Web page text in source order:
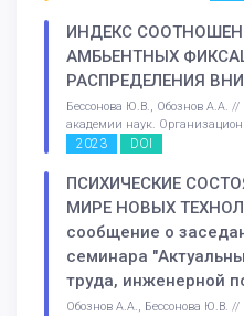
ИНДЕКС
АМБЬЕНТНЫХ
РАСПРЕДЕЛЕНИЯ
Бессонова Ю.В., Обознов А.А. //
академии наук.
2023 DOI
ПСИХИЧЕСКИЕ
МИРЕ НОВЫХ
сообщение о
семинара
труда, инженерной
Обознов А.А., Бессонова Ю.В. //